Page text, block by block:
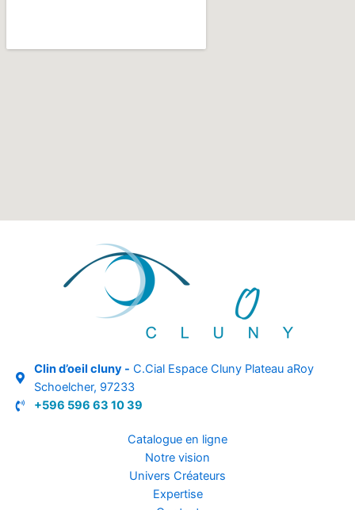
Clin d’oeil cluny - C.Cial Espace Cluny Plateau aRoy
Schoelcher, 97233
+596 596 63 10 39
Catalogue en ligne
Notre vision
Univers Créateurs
Expertise